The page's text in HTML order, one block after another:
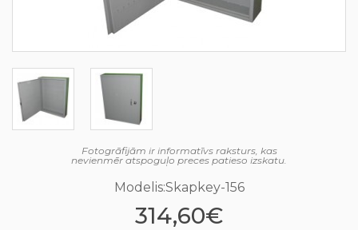
Fotogrāfijām ir informatīvs raksturs, kas
nevienmēr atspoguļo preces patieso izskatu.
Modelis:Skapkey-156
314,60€